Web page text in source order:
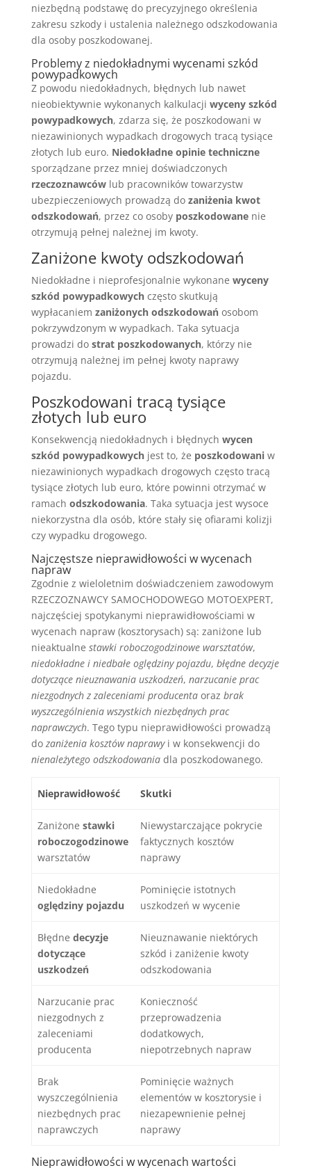
niezbędną podstawę do precyzyjnego określenia
zakresu szkody i ustalenia należnego odszkodowania
dla osoby poszkodowanej.
Problemy z niedokładnymi wycenami szkód
powypadkowych
Z powodu niedokładnych, błędnych lub nawet
nieobiektywnie wykonanych kalkulacji wyceny szkód
powypadkowych, zdarza się, że poszkodowani w
niezawinionych wypadkach drogowych tracą tysiące
złotych lub euro. Niedokładne opinie techniczne
sporządzane przez mniej doświadczonych
rzeczoznawcówlub pracowników towarzystw
ubezpieczeniowych prowadzą do zaniżenia kwot
odszkodowań, przez co osoby poszkodowanenie
otrzymują pełnej należnej im kwoty.
Zaniżone kwoty odszkodowań
Niedokładne i nieprofesjonalnie wykonane wyceny
szkód powypadkowychczęsto skutkują
wypłacaniem zaniżonych odszkodowańosobom
pokrzywdzonym w wypadkach. Taka sytuacja
prowadzi do strat poszkodowanych, którzy nie
otrzymują należnej im pełnej kwoty naprawy
pojazdu.
Poszkodowani tracą tysiące
złotych lub euro
Konsekwencją niedokładnych i błędnych wycen
szkód powypadkowychjest to, że poszkodowaniw
niezawinionych wypadkach drogowych często tracą
tysiące złotych lub euro, które powinni otrzymać w
ramach odszkodowania. Taka sytuacja jest wysoce
niekorzystna dla osób, które stały się ofiarami kolizji
czy wypadku drogowego.
Najczęstsze nieprawidłowości w wycenach
napraw
Zgodnie z wieloletnim doświadczeniem zawodowym
RZECZOZNAWCY SAMOCHODOWEGO MOTOEXPERT,
najczęściej spotykanymi nieprawidłowościami w
wycenach napraw (kosztorysach) są: zaniżone lub
nieaktualne stawki roboczogodzinowe warsztatów,
niedokładne i niedbałe oględziny pojazdu, błędne decyzje
dotyczące nieuznawania uszkodzeń, narzucanie prac
niezgodnych z zaleceniami producentaoraz brak
wyszczególnienia wszystkich niezbędnych prac
naprawczych. Tego typu nieprawidłowości prowadzą
do zaniżenia kosztów naprawyi w konsekwencji do
nienależytego odszkodowaniadla poszkodowanego.
Nieprawidłowość Skutki
Zaniżone stawki
roboczogodzinowe
warsztatów
Niewystarczające pokrycie
faktycznych kosztów
naprawy
Niedokładne
oględziny pojazdu
Pominięcie istotnych
uszkodzeń w wycenie
Błędne decyzje
dotyczące
uszkodzeń
Nieuznawanie niektórych
szkód i zaniżenie kwoty
odszkodowania
Narzucanie prac
niezgodnych z
zaleceniami
producenta
Konieczność
przeprowadzenia
dodatkowych,
niepotrzebnych napraw
Brak
wyszczególnienia
niezbędnych prac
naprawczych
Pominięcie ważnych
elementów w kosztorysie i
niezapewnienie pełnej
naprawy
Nieprawidłowości w wycenach wartości